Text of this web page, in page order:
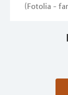
(Fotolia -